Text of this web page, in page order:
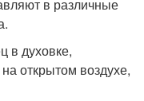
в различные
в духовке,
открытом воздухе,